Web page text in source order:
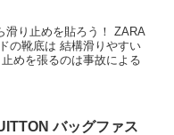
滑り止めを貼ろう！ ZARA
の靴底は 結構滑りやすい
めを張るのは事故による
バッグファス